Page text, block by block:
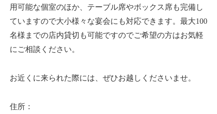
用可能な個室のほか、テーブル席やボックス席も完備し
ていますので大小様々な宴会にも対応できます。最大100
名様までの店内貸切も可能ですのでご希望の方はお気軽
にご相談ください。
お近くに来られた際には、ぜひお越しくださいませ。
住所：